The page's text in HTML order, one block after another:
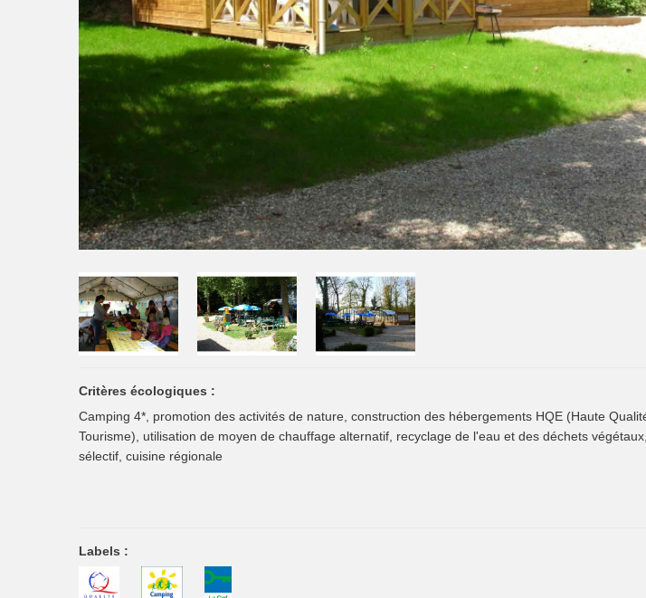
Critères écologiques :
Camping 4*, promotion des activités de nature, construction des hébergements HQE (Haute
Tourisme), utilisation de moyen de chauffage alternatif, recyclage de l'eau et des déchets
sélectif, cuisine régionale
Labels :